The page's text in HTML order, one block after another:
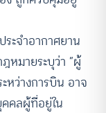
ะจำอากาศยาน
หมายระบุว่า “ผู้
หว่างการบิน อาจ
คคลผู้ที่อยู่ใน